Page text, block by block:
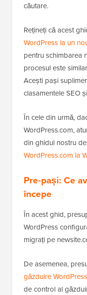
căutare.
Rețineți că acest
WordPress la un
pentru schimbarea
procesul este
Acești pași
clasamentele SEO
În cele din urmă,
WordPress.com,
din ghidul nostru
WordPress.com la
Pre-pași: Ce
începe
În acest ghid,
WordPress
migrați pe
De asemenea,
găzduire WordPress
de control al